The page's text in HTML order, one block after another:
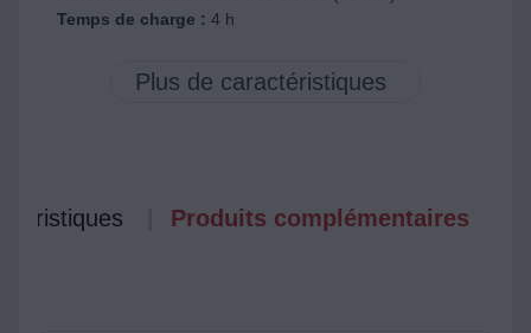
Temps de charge : 4 h
Produits complémentaires